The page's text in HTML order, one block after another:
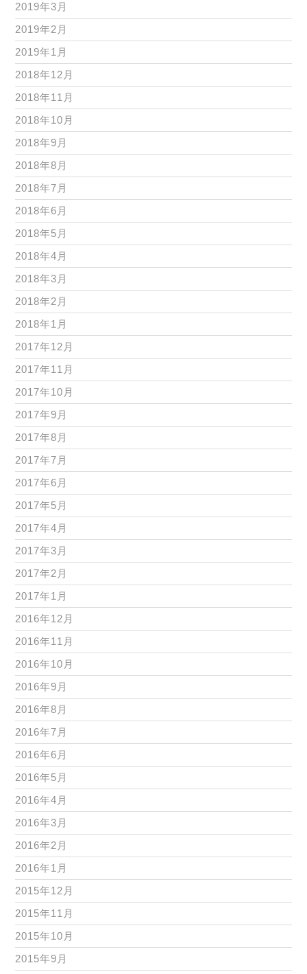
2019年3月
2019年2月
2019年1月
2018年12月
2018年11月
2018年10月
2018年9月
2018年8月
2018年7月
2018年6月
2018年5月
2018年4月
2018年3月
2018年2月
2018年1月
2017年12月
2017年11月
2017年10月
2017年9月
2017年8月
2017年7月
2017年6月
2017年5月
2017年4月
2017年3月
2017年2月
2017年1月
2016年12月
2016年11月
2016年10月
2016年9月
2016年8月
2016年7月
2016年6月
2016年5月
2016年4月
2016年3月
2016年2月
2016年1月
2015年12月
2015年11月
2015年10月
2015年9月